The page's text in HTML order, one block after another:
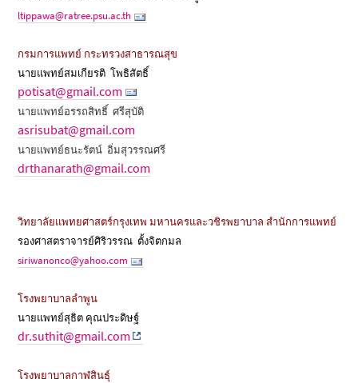
ltippawa@ratree.psu.ac.th
กรมการแพทย์ กระทรวงสาธารณสุข
นายแพทย์สมเกียรติ โพธิสัตธิ์
potisat@gmail.com
นายแพทย์อรรถสิทธิ์ ศรีสุบัติ
asrisubat@gmail.com
นายแพทย์ธนะรัตน์ อิ่มสุวรรณศรี
drthanarath@gmail.com
วิทยาลัยแพทยศาสตร์กรุงเทพ มหานครและวชิรพยาบาล สำนักการแพทย์
รองศาสตราจารย์ศิริวรรณ ตั้งจิตกมล
siriwanonco@yahoo.com
โรงพยาบาลลำพูน
นายแพทย์สุธิต คุณประดิษฐ์
dr.suthit@gmail.com
โรงพยาบาลกาฬสินธุ์